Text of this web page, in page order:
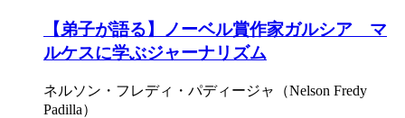
【弟子が語る】ノーベル賞作家ガルシア゠マ
ルケスに学ぶジャーナリズム
ネルソン・フレディ・パディージャ（Nelson Fredy
Padilla）